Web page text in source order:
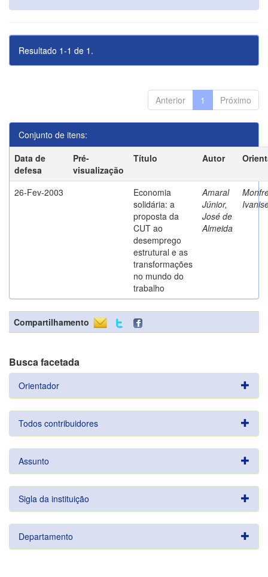
Resultado 1-1 de 1.
Anterior 1 Próximo
Conjunto de itens:
Data de
defesa
Pré-
visualização
Título Autor
26-Fev-2003
Economia
solidária: a
proposta da
CUT ao
desemprego
estrutural e as
transformações
no mundo do
trabalho
Amaral
Júnior,
José de
Almeida
Compartilhamento
Busca facetada
Orientador
Todos contribuidores
Assunto
Sigla da instituição
Departamento